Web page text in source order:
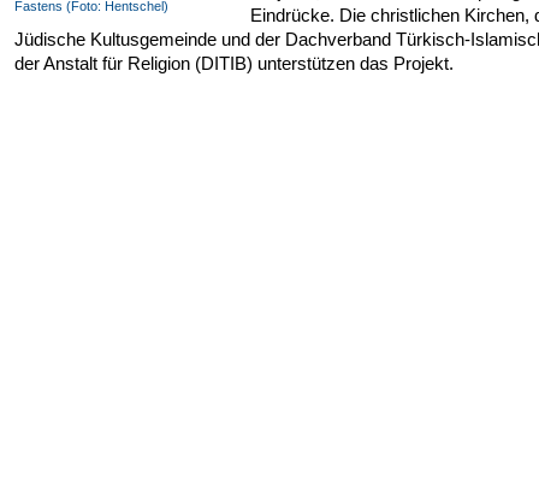
Fastens (Foto: Hentschel)
Eindrücke. Die christlichen Kirchen,
Jüdische Kultusgemeinde und der Dachverband Türkisch-
der Anstalt für Religion (DITIB) unterstützen das Projekt.